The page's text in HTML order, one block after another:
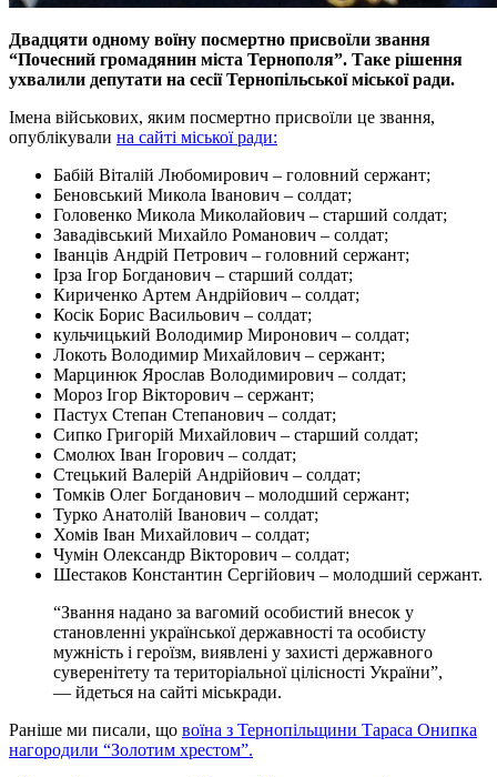
Двадцяти одному воїну посмертно присвоїли звання
“Почесний громадянин міста Тернополя”. Таке рішення
ухвалили депутати на сесії Тернопільської міської ради.
Імена військових, яким посмертно присвоїли це звання,
опублікували на сайті міської ради:
Бабій Віталій Любомирович – головний сержант;
Беновський Микола Іванович – солдат;
Головенко Микола Миколайович – старший солдат;
Завадівський Михайло Романович – солдат;
Іванців Андрій Петрович – головний сержант;
Ірза Ігор Богданович – старший солдат;
Кириченко Артем Андрійович – солдат;
Косік Борис Васильович – солдат;
кульчицький Володимир Миронович – солдат;
Локоть Володимир Михайлович – сержант;
Марцинюк Ярослав Володимирович – солдат;
Мороз Ігор Вікторович – сержант;
Пастух Степан Степанович – солдат;
Сипко Григорій Михайлович – старший солдат;
Смолюх Іван Ігорович – солдат;
Стецький Валерій Андрійович – солдат;
Томків Олег Богданович – молодший сержант;
Турко Анатолій Іванович – солдат;
Хомів Іван Михайлович – солдат;
Чумін Олександр Вікторович – солдат;
Шестаков Константин Сергійович – молодший сержант.
“Звання надано за вагомий особистий внесок у
становленні української державності та особисту
мужність і героїзм, виявлені у захисті державного
суверенітету та територіальної цілісності України”,
— йдеться на сайті міськради.
Раніше ми писали, що воїна з Тернопільщини Тараса Онипка
нагородили “Золотим хрестом”.